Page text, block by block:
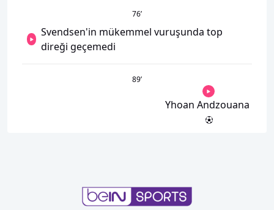
76’
Svendsen'in mükemmel vuruşunda top
direği geçemedi
89’
Yhoan Andzouana